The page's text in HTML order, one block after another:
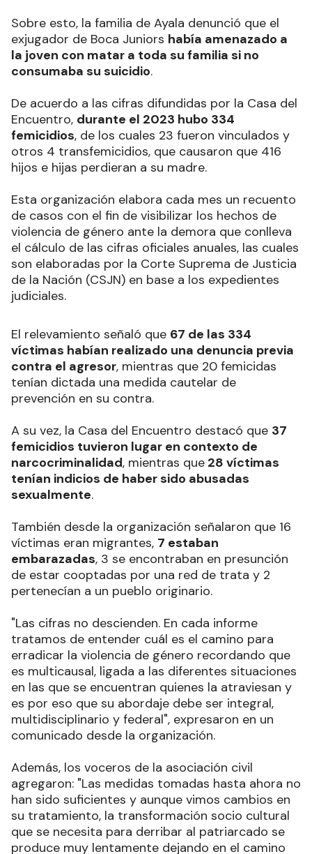
Sobre esto, la familia de Ayala denunció que el
exjugador de Boca Juniors había amenazado a
la joven con matar a toda su familia si no
consumaba su suicidio.
De acuerdo a las cifras difundidas por la Casa del
Encuentro, durante el 2023 hubo 334
femicidios, de los cuales 23 fueron vinculados y
otros 4 transfemicidios, que causaron que 416
hijos e hijas perdieran a su madre.
Esta organización elabora cada mes un recuento
de casos con el fin de visibilizar los hechos de
violencia de género ante la demora que conlleva
el cálculo de las cifras oficiales anuales, las cuales
son elaboradas por la Corte Suprema de Justicia
de la Nación (CSJN) en base a los expedientes
judiciales.
El relevamiento señaló que 67 de las 334
víctimas habían realizado una denuncia previa
contra el agresor, mientras que 20 femicidas
tenían dictada una medida cautelar de
prevención en su contra.
A su vez, la Casa del Encuentro destacó que 37
femicidios tuvieron lugar en contexto de
narcocriminalidad, mientras que 28 víctimas
tenían indicios de haber sido abusadas
sexualmente.
También desde la organización señalaron que 16
víctimas eran migrantes, 7 estaban
embarazadas, 3 se encontraban en presunción
de estar cooptadas por una red de trata y 2
pertenecían a un pueblo originario.
"Las cifras no descienden. En cada informe
tratamos de entender cuál es el camino para
erradicar la violencia de género recordando que
es multicausal, ligada a las diferentes situaciones
en las que se encuentran quienes la atraviesan y
es por eso que su abordaje debe ser integral,
multidisciplinario y federal", expresaron en un
comunicado desde la organización.
Además, los voceros de la asociación civil
agregaron: "Las medidas tomadas hasta ahora no
han sido suficientes y aunque vimos cambios en
su tratamiento, la transformación socio cultural
que se necesita para derribar al patriarcado se
produce muy lentamente dejando en el camino